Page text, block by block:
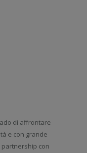
di affrontare
e con grande
partnership con